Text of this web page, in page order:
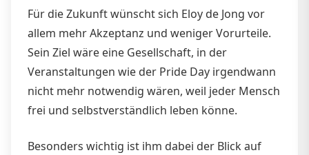
Für die Zukunft wünscht sich Eloy de Jong vor
allem mehr Akzeptanz und weniger Vorurteile.
Sein Ziel wäre eine Gesellschaft, in der
Veranstaltungen wie der Pride Day irgendwann
nicht mehr notwendig wären, weil jeder Mensch
frei und selbstverständlich leben könne.
Besonders wichtig ist ihm dabei der Blick auf